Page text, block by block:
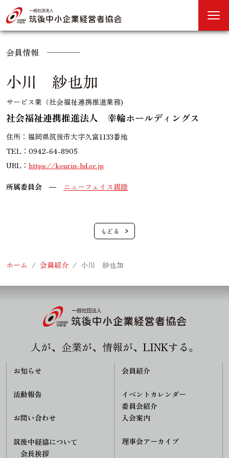
会員情報
小川 紗也加
サービス業（社会福祉連携推進業務)
社会福祉連携推進法人 幸輪ホールディングス
住所：福岡県筑後市大字久富1133番地
TEL：0942-64-8905
URL： https://kourin-hd.or.jp
所属委員会 ニューフェイス親睦
ホーム 会員紹介 小川 紗也加
人が、企業が、情報が、LINKする。
お知らせ
活動報告
お問い合わせ
筑後中経協について
会長挨拶
会員紹介
イベントカレンダー
委員会紹介
入会案内
理事会アーカイブ